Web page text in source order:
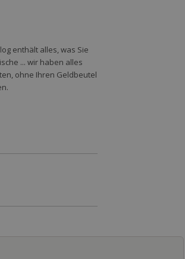
enthält alles, was Sie
... wir haben alles
ohne Ihren Geldbeutel